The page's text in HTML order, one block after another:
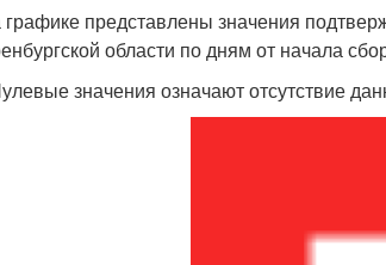
представлены значения
области по дням от начала
значения означают отсутствие